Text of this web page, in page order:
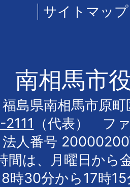
サイトマップ
南相馬市
島県南相馬市原町
（代表） フ
法人番号
間は、月曜日から
8時30分から17時